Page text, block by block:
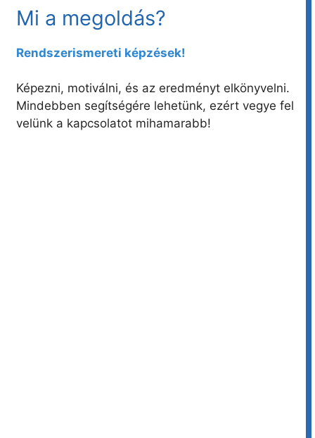
Mi a megoldás?
Rendszerismereti képzések!
Képezni, motiválni, és az eredményt elkönyvelni.
Mindebben segítségére lehetünk, ezért vegye fel
velünk a kapcsolatot mihamarabb!